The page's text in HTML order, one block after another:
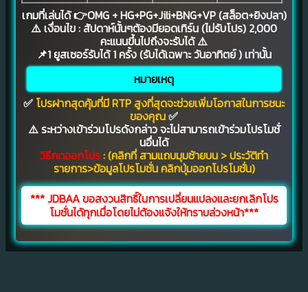
เกมที่เล่นได้👉OMG + HG+PG+Jili+BNG+VP(สล็อต+ยิงปลา)
⚠️ เงื่อนไข :สัปดาห์นั้นๆต้องมียอดเทิร์น (ไม่รับโปร) 2,000
คะแนนขึ้นไปถึงจะรับได้⚠️
📌1 ยูสเซอร์รับได้ 1 ครั้ง (รับได้เฉพาะ วันอาทิตย์ ) เท่านั้น
หมายเหตุ
✅ โปรฝากสุดคุ้มที่มี RTP สูงที่สุดจะช่วยเพิ่มโอกาสในการชนะ
ของคุณ✅
⚠️ ระหว่างเข้าร่วมโปรดังกล่าว จะไม่สามารถเข้าร่วมโปรโมชั่
นอื่นได้
วิธีกดออกโปร: (คลิกที่ สามแถบมุมซ้ายบน > ประวัติทำ
รายการ>ข้อมูลโปรโมชั่น คลิกปุ่มออกโปรโมชั่น)
***JDBAAขอสงวนสิทธิ์ในการเปลี่ยนแปลงและยกเลิกโปร
โมชั่นได้ทุกเมื่อโดยไม่ต้องแจ้งให้ทราบล่วงหน้า***